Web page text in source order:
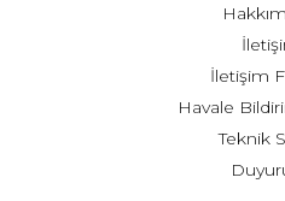
İletişim
Havale
Teknik